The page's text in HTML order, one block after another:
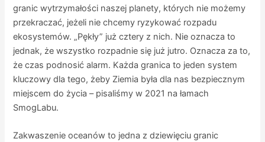
granic wytrzymałości naszej planety, których nie możemy
przekraczać, jeżeli nie chcemy ryzykować rozpadu
ekosystemów. „Pękły” już cztery z nich. Nie oznacza to
jednak, że wszystko rozpadnie się już jutro. Oznacza za to,
że czas podnosić alarm. Każda granica to jeden system
kluczowy dla tego, żeby Ziemia była dla nas bezpiecznym
miejscem do życia – pisaliśmy w 2021 na łamach
SmogLabu.
Zakwaszenie oceanów to jedna z dziewięciu granic